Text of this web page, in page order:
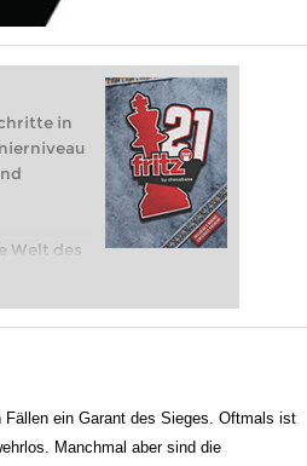
in
Welt des
Mit
Fällen ein Garant des Sieges. Oftmals ist
Manchmal aber sind die